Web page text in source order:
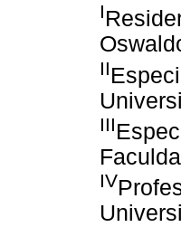
I
II
III
IV